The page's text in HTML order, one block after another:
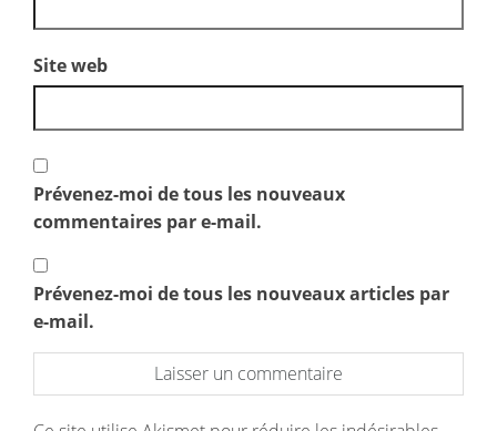
Site web
Prévenez-moi de tous les nouveaux
commentaires par e-mail.
Prévenez-moi de tous les nouveaux articles par
e-mail.